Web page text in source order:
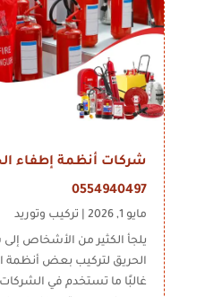
شركات أنظمة إطفاء
0554940497
مايو 1, 2026 | تركيب وتوريد
يلجأ الكثير من الأشخاص
الحريق لتركيب بعض أنظمة
غالبًا ما تستخدم في